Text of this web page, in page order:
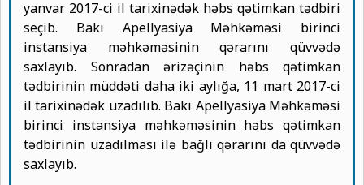
yanvar 2017-ci il tarixinədək həbs qətimkan tədbiri
seçib. Bakı Apellyasiya Məhkəməsi birinci
instansiya məhkəməsinin qərarını qüvvədə
saxlayıb. Sonradan ərizəçinin həbs qətimkan
tədbirinin müddəti daha iki aylığa, 11 mart 2017-ci
il tarixinədək uzadılıb. Bakı Apellyasiya Məhkəməsi
birinci instansiya məhkəməsinin həbs qətimkan
tədbirinin uzadılması ilə bağlı qərarını da qüvvədə
saxlayıb.